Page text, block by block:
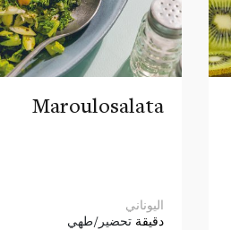
Maroulosalata
اليوناني
دقيقة تحضير/طهي